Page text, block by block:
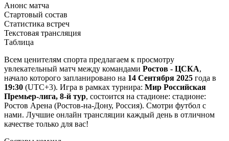
Анонс матча
Стартовый состав
Статистика встреч
Текстовая трансляция
Таблица
Всем ценителям спорта предлагаем к просмотру
увлекательный матч между командами Ростов - ЦСКА,
начало которого запланировано на 14 Сентября 2025 года в
19:30 (UTC+3). Игра в рамках турнира: Мир Российская
Премьер-лига, 8-й тур, состоится на стадионе: стадионе:
Ростов Арена (Ростов-на-Дону, Россия). Смотри футбол с
нами. Лучшие онлайн трансляции каждый день в отличном
качестве только для вас!